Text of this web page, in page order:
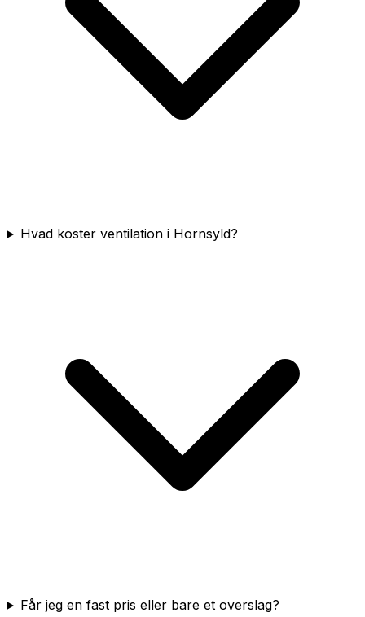
Hvad koster ventilation i Hornsyld?
Får jeg en fast pris eller bare et overslag?